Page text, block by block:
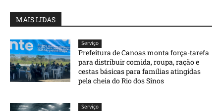
MAIS LIDAS
Serviço
Prefeitura de Canoas monta força-tarefa
para distribuir comida, roupa, ração e
cestas básicas para famílias atingidas
pela cheia do Rio dos Sinos
Serviço